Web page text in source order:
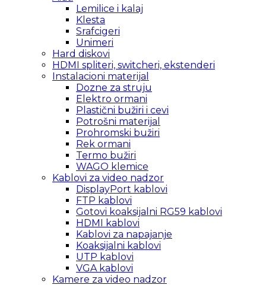
Lemilice i kalaj
Klesta
Srafcigeri
Unimeri
Hard diskovi
HDMI spliteri, switcheri, ekstenderi
Instalacioni materijal
Dozne za struju
Elektro ormani
Plastični bužiri i cevi
Potrošni materijal
Prohromski bužiri
Rek ormani
Termo bužiri
WAGO klemice
Kablovi za video nadzor
DisplayPort kablovi
FTP kablovi
Gotovi koaksijalni RG59 kablovi
HDMI kablovi
Kablovi za napajanje
Koaksijalni kablovi
UTP kablovi
VGA kablovi
Kamere za video nadzor